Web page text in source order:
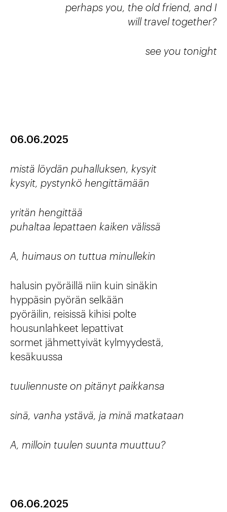
perhaps you, the old friend, and I
will travel together?
see you tonight
06.06.2025
mistä löydän puhalluksen, kysyit
kysyit, pystynkö hengittämään
yritän hengittää
puhaltaa lepattaen kaiken välissä
A, huimaus on tuttua minullekin
halusin pyöräillä niin kuin sinäkin
hyppäsin pyörän selkään
pyöräilin, reisissä kihisi polte
housunlahkeet lepattivat
sormet jähmettyivät kylmyydestä,
kesäkuussa
tuuliennuste on pitänyt paikkansa
sinä, vanha ystävä, ja minä matkataan
A, milloin tuulen suunta muuttuu?
06.06.2025